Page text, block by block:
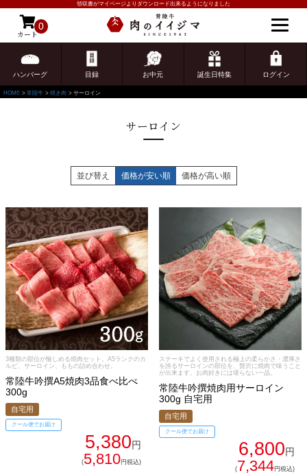
領収書がマイページよりダウンロード出来るようになりました
カート
0
ハンバーグ 目録 お中元 誕生日特集 ログイン
ゲスト 様こんにちは
ログイン
ご注文ガイド
配送・送料
熨斗・カード
食べ方からから探す
しゃぶしゃぶ
HOME 常陸牛 焼き肉 サーロイン
サーロイン
並び替え 価格が安い順 価格が高い順
3種類の部位が愉しめる焼肉セット。A5ランクのカ
ルビ、サーロイン、ももの詰め合わせ。
常陸牛吟撰A5焼肉3品食べ比べ
300g
自宅用
クール便でお届け
5,380円
(5,810円税込)
ステーキでよく使用される極上の柔らかさ・濃厚さ
を誇るサーロインの部位を、贅沢に焼肉で味うこと
が出来ます。お肉好きには堪らない一品。
常陸牛吟撰焼肉用サーロイン
300g 自宅用
自宅用
クール便でお届け
6,800円
(7,344円税込)